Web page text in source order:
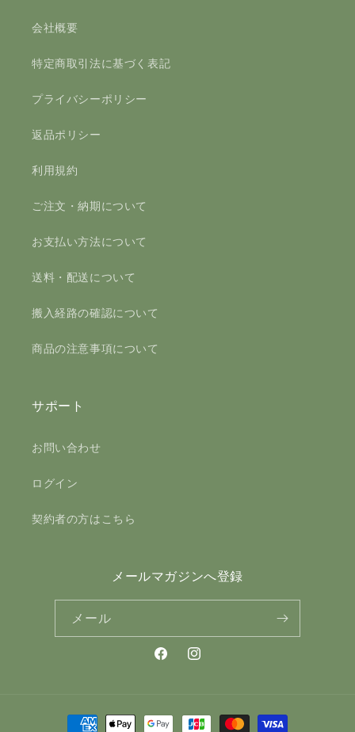
会社概要
特定商取引法に基づく表記
プライバシーポリシー
返品ポリシー
利用規約
ご注文・納期について
お支払い方法について
送料・配送について
搬入経路の確認について
商品の注意事項について
サポート
お問い合わせ
ログイン
契約者の方はこちら
メールマガジンへ登録
メール
FacebookInstagram
決